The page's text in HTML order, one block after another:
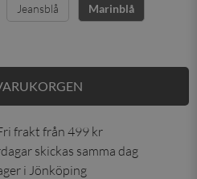
Jeansblå Marinblå
frakt från 499 kr
skickas samma dag
i Jönköping